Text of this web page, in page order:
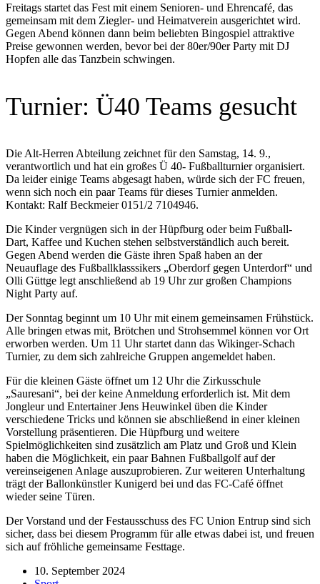
Freitags startet das Fest mit einem Senioren- und Ehrencafé, das
gemeinsam mit dem Ziegler- und Heimatverein ausgerichtet wird.
Gegen Abend können dann beim beliebten Bingospiel attraktive
Preise gewonnen werden, bevor bei der 80er/90er Party mit DJ
Hopfen alle das Tanzbein schwingen.
Turnier: Ü40 Teams gesucht
Die Alt-Herren Abteilung zeichnet für den Samstag, 14. 9.,
verantwortlich und hat ein großes Ü 40- Fußballturnier organisiert.
Da leider einige Teams abgesagt haben, würde sich der FC freuen,
wenn sich noch ein paar Teams für dieses Turnier anmelden.
Kontakt: Ralf Beckmeier 0151/2 7104946.
Die Kinder vergnügen sich in der Hüpfburg oder beim Fußball-
Dart, Kaffee und Kuchen stehen selbstverständlich auch bereit.
Gegen Abend werden die Gäste ihren Spaß haben an der
Neuauflage des Fußballklasssikers „Oberdorf gegen Unterdorf“ und
Olli Güttge legt anschließend ab 19 Uhr zur großen Champions
Night Party auf.
Der Sonntag beginnt um 10 Uhr mit einem gemeinsamen Frühstück.
Alle bringen etwas mit, Brötchen und Strohsemmel können vor Ort
erworben werden. Um 11 Uhr startet dann das Wikinger-Schach
Turnier, zu dem sich zahlreiche Gruppen angemeldet haben.
Für die kleinen Gäste öffnet um 12 Uhr die Zirkusschule
„Sauresani“, bei der keine Anmeldung erforderlich ist. Mit dem
Jongleur und Entertainer Jens Heuwinkel üben die Kinder
verschiedene Tricks und können sie abschließend in einer kleinen
Vorstellung präsentieren. Die Hüpfburg und weitere
Spielmöglichkeiten sind zusätzlich am Platz und Groß und Klein
haben die Möglichkeit, ein paar Bahnen Fußballgolf auf der
vereinseigenen Anlage auszuprobieren. Zur weiteren Unterhaltung
trägt der Ballonkünstler Kunigerd bei und das FC-Café öffnet
wieder seine Türen.
Der Vorstand und der Festausschuss des FC Union Entrup sind sich
sicher, dass bei diesem Programm für alle etwas dabei ist, und freuen
sich auf fröhliche gemeinsame Festtage.
10. September 2024